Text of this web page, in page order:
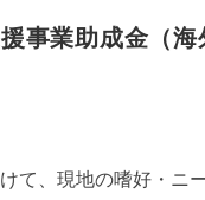
事業助成金（